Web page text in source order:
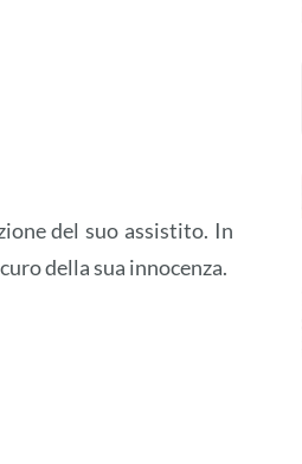
del suo assistito. In
della sua innocenza.